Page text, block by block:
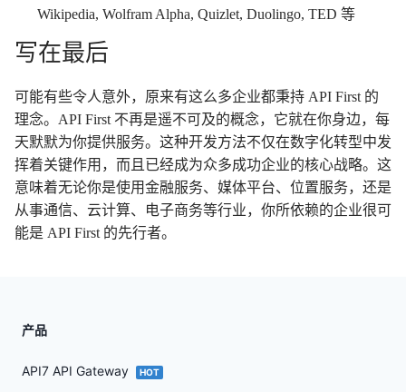
Wikipedia, Wolfram Alpha, Quizlet, Duolingo, TED 等
写在最后
可能有些令人意外，原来有这么多企业都秉持 API First 的
理念。API First 不再是遥不可及的概念，它就在你身边，每
天默默为你提供服务。这种开发方法不仅在数字化转型中发
挥着关键作用，而且已经成为众多成功企业的核心战略。这
意味着无论你是使用金融服务、媒体平台、位置服务，还是
从事通信、云计算、电子商务等行业，你所依赖的企业很可
能是 API First 的先行者。
产品
API7 API Gateway HOT